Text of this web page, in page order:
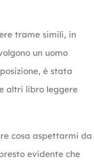
trame simili, in
un uomo
è stata
altri libro leggere
cosa aspettarmi da
evidente che